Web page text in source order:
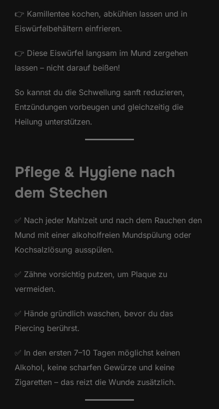
👉 Kamillentee kochen, abkühlen lassen und in
Eiswürfelbehältern einfrieren.
👉 Diese Eiswürfel langsam im Mund zergehen
lassen – nicht darauf beißen!
So kannst du die Schwellung sanft reduzieren,
Entzündungen vorbeugen und gleichzeitig die
Heilung unterstützen.
Pflege & Hygiene nach
dem Stechen
✅ Nach jeder Mahlzeit und nach dem Rauchen den
Mund mit einer alkoholfreien Mundspülung oder
Kochsalzlösung ausspülen.
✅ Zähne vorsichtig putzen, um Plaque zu
vermeiden.
✅ Hände gründlich waschen, bevor du das
Piercing berührst.
✅ In den ersten 7–10 Tagen möglichst keinen
Alkohol, keine scharfen Gewürze und keine
Zigaretten – das reizt die Wunde zusätzlich.